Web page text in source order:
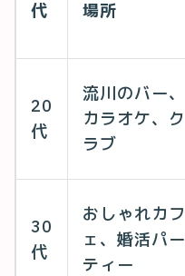
代 場所
20
代
流川のバー、
カラオケ、ク
ラブ
30
代
おしゃれカフ
ェ、婚活パー
ティー